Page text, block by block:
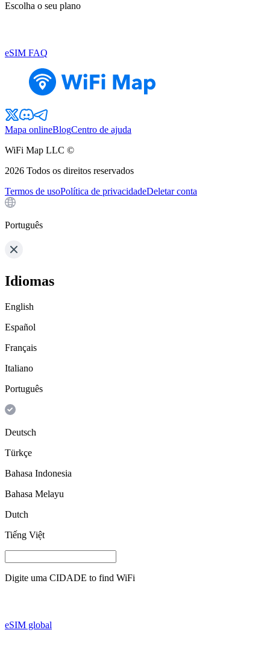
Escolha o seu plano
eSIM FAQ
Mapa onlineBlogCentro de ajuda
WiFi Map LLC ©
2026 Todos os direitos reservados
Termos de usoPolítica de privacidadeDeletar conta
Português
Idiomas
English
Español
Français
Italiano
Português
Deutsch
Türkçe
Bahasa Indonesia
Bahasa Melayu
Dutch
Tiếng Việt
Digite uma CIDADE to find WiFi
eSIM global